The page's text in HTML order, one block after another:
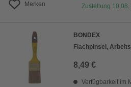
Merken
Zustellung 10.08.
BONDEX
Flachpinsel,
8,49 €
Verfügbarkeit im